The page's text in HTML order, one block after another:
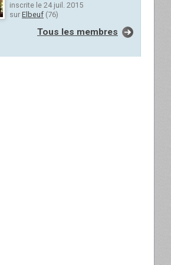
inscrite le 24 juil. 2015
sur Elbeuf (76)
Tous les membres